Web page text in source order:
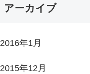
アーカイブ
2016年1月
2015年12月